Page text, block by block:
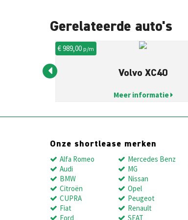
Gerelateerde auto's
€ 989,00p/m
Volvo XC40
Meer informatie
Onze shortlease merken
Alfa Romeo
Audi
BMW
Citroën
CUPRA
Fiat
Ford
Mercedes Benz
MG
Nissan
Opel
Peugeot
Renault
SEAT